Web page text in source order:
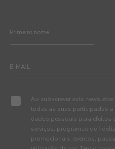
Ao subscrever esta
todas as suas participadas a
dados pessoais para efeitos
serviços, programas de
promocionais, eventos,